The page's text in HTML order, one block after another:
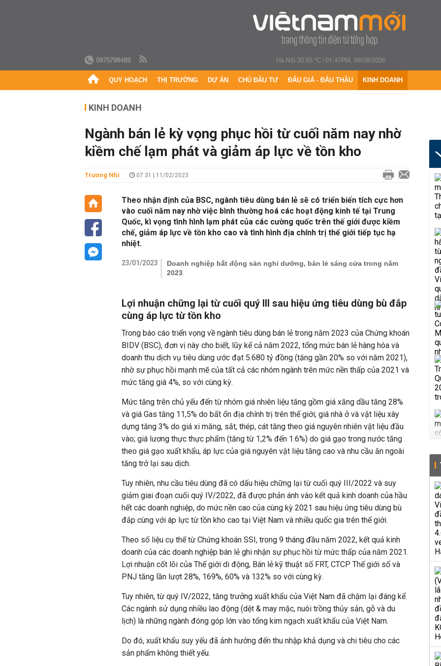
0975798489 Hà Nội 30.65 °C|01:47PM, 08/08/2026
QUY HOẠCH THỊ TRƯỜNG DỰ ÁN CHỦ ĐẦU TƯ ĐẤU GIÁ - ĐẤU THẦU KINH DOANH
KINH DOANH
Ngành bán lẻ kỳ vọng phục hồi từ cuối năm nay nhờ
kiềm chế lạm phát và giảm áp lực về tồn kho
Trương Nhi 07:31 | 11/02/2023
Theo nhận định của BSC, ngành tiêu dùng bán lẻ sẽ có triển biến tích cực hơn
vào cuối năm nay nhờ việc bình thường hoá các hoạt động kinh tế tại Trung
Quốc, kì vọng tình hình lạm phát của các cường quốc trên thế giới được kiềm
chế, giảm áp lực về tồn kho cao và tình hình địa chính trị thế giới tiếp tục hạ
nhiệt.
23/01/2023
Doanh nghiệp bất động sản nghỉ dưỡng, bán lẻ sáng cửa trong năm
2023
Lợi nhuận chững lại từ cuối quý III sau hiệu ứng tiêu dùng bù đắp
cùng áp lực từ tồn kho
Trong báo cáo triển vọng về ngành tiêu dùng bán lẻ trong năm 2023 của Chứng khoán
BIDV (BSC), đơn vị này cho biết, lũy kế cả năm 2022, tổng mức bán lẻ hàng hóa và
doanh thu dịch vụ tiêu dùng ước đạt 5.680 tỷ đồng (tăng gần 20% so với năm 2021),
nhờ sự phục hồi mạnh mẽ của tất cả các nhóm ngành trên mức nền thấp của 2021 và
mức tăng giá 4%, so với cùng kỳ.
Mức tăng trên chủ yếu đến từ nhóm giá nhiên liệu tăng gồm giá xăng dầu tăng 28%
và giá Gas tăng 11,5% do bất ổn địa chính trị trên thế giới; giá nhà ở và vật liệu xây
dựng tăng 3% do giá xi măng, sắt, thép, cát tăng theo giá nguyên nhiên vật liệu đầu
vào; giá lương thực thực phẩm (tăng từ 1,2% đến 1.6%) do giá gạo trong nước tăng
theo giá gạo xuất khẩu, áp lực của giá nguyên vật liệu tăng cao và nhu cầu ăn ngoài
tăng trở lại sau dịch.
Tuy nhiên, nhu cầu tiêu dùng đã có dấu hiệu chững lại từ cuối quý III/2022 và suy
giảm giai đoạn cuối quý IV/2022, đã được phản ánh vào kết quả kinh doanh của hầu
hết các doanh nghiệp, do mức nền cao của cùng kỳ 2021 sau hiệu ứng tiêu dùng bù
đắp cùng với áp lực từ tồn kho cao tại Việt Nam và nhiều quốc gia trên thế giới.
Theo số liệu cụ thể từ Chứng khoán SSI, trong 9 tháng đầu năm 2022, kết quả kinh
doanh của các doanh nghiệp bán lẻ ghi nhận sự phục hồi từ mức thấp của năm 2021.
Lợi nhuận cốt lõi của Thế giới di động, Bán lẻ kỹ thuật số FRT, CTCP Thế giới số và
PNJ tăng lần lượt 28%, 169%, 60% và 132% so với cùng kỳ.
Tuy nhiên, từ quý IV/2022, tăng trưởng xuất khẩu của Việt Nam đã chậm lại đáng kể.
Các ngành sử dụng nhiều lao động (dệt & may mặc, nuôi trồng thủy sản, gỗ và du
lịch) là những ngành đóng góp lớn vào tổng kim ngạch xuất khẩu của Việt Nam.
Do đó, xuất khẩu suy yếu đã ảnh hưởng đến thu nhập khả dụng và chi tiêu cho các
sản phẩm không thiết yếu.